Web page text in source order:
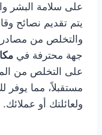
على سلامة البشر
يتم تقديم نصائح
والتخلص من مصادر
جهة محترفة في
على التخلص من
مستقبلاً، مما يوفر
ولعائلتك أو عملائك.